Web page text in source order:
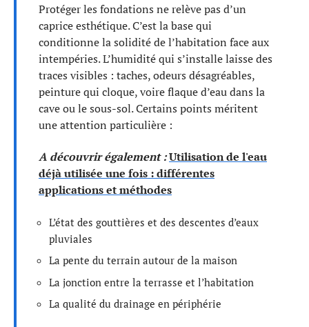
Protéger les fondations ne relève pas d’un
caprice esthétique. C’est la base qui
conditionne la solidité de l’habitation face aux
intempéries. L’humidité qui s’installe laisse des
traces visibles : taches, odeurs désagréables,
peinture qui cloque, voire flaque d’eau dans la
cave ou le sous-sol. Certains points méritent
une attention particulière :
A découvrir également :Utilisation de l'eau
déjà utilisée une fois : différentes
applications et méthodes
L’état des gouttières et des descentes d’eaux
pluviales
La pente du terrain autour de la maison
La jonction entre la terrasse et l’habitation
La qualité du drainage en périphérie